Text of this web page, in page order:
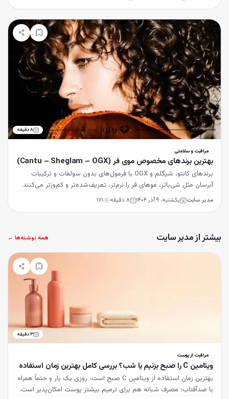
۸دقیقه
مراقبت و سلامتی
بهترین برندهای مخصوص موی فر (Cantu – Sheglam – OGX)
برندهای کانتو، شیگلم و OGX با فرمول‌های بدون سولفات و ترکیبات
آبرسان مثل شی‌باتر، موهای فر را نرم‌تر، تعریف‌شده‌تر و کم‌وزتر می‌کنند.
مدیر سایت یکشنبه، ۹ آذر ۱۴۰۴ ۸ دقیقه ۱۷۱
بیشتر از مدیر سایت همه نوشته‌ها ←
۳دقیقه
مراقبت از پوست
ویتامین C را صبح بزنیم یا شب؟ بررسی کامل بهترین زمان استفاده
بهترین زمان استفاده از ویتامین C صبح است، روزی یک بار و حتماً همراه
با ضدآفتاب؛ مصرف شبانه هم برای ترمیم بیشتر پوست امکان‌پذیر است.